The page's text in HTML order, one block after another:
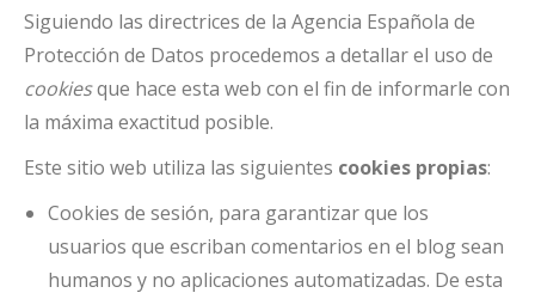
Siguiendo las directrices de la Agencia Española de
Protección de Datos procedemos a detallar el uso de
cookiesque hace esta web con el fin de informarle con
la máxima exactitud posible.
Este sitio web utiliza las siguientes cookies propias:
Cookies de sesión, para garantizar que los
usuarios que escriban comentarios en el blog sean
humanos y no aplicaciones automatizadas. De esta